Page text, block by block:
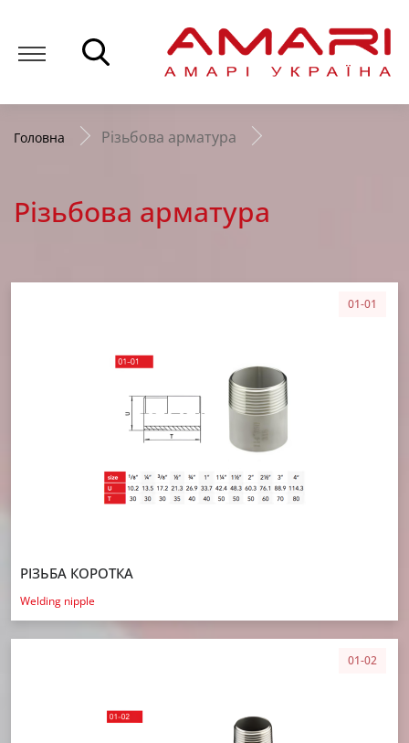
Головна Різьбова арматура
Різьбова арматура
01-01
РІЗЬБА КОРОТКА
Welding nipple
01-02